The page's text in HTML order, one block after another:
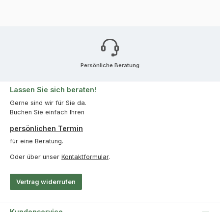
Persönliche Beratung
Lassen Sie sich beraten!
Gerne sind wir für Sie da.
Buchen Sie einfach Ihren
persönlichen Termin
für eine Beratung.
Oder über unser Kontaktformular.
Vertrag widerrufen